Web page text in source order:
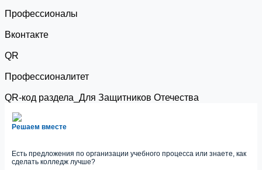
Профессионалы
Вконтакте
QR
Профессионалитет
QR-код раздела_Для Защитников Отечества
Решаем вместе
Есть предложения по организации учебного процесса или знаете, как
сделать колледж лучше?